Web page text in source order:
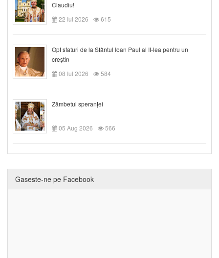
Claudiu!
22 Iul 2026
615
Opt sfaturi de la Sfântul Ioan Paul al II-lea pentru un
creștin
08 Iul 2026
584
Zâmbetul speranței
05 Aug 2026 566
Gaseste-ne pe Facebook